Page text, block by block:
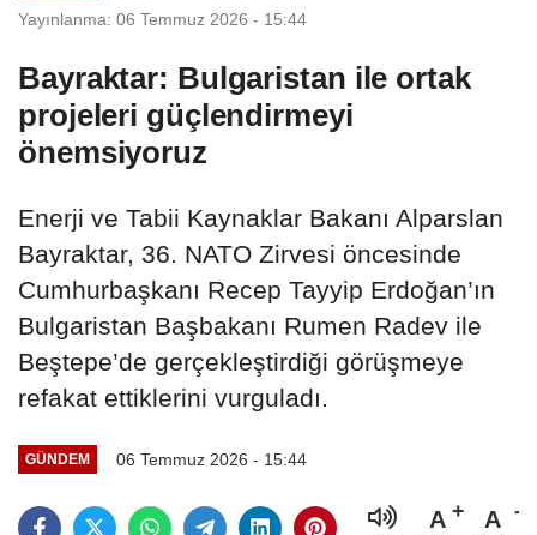
Yayınlanma: 06 Temmuz 2026 - 15:44
Bayraktar: Bulgaristan ile ortak
projeleri güçlendirmeyi
önemsiyoruz
Enerji ve Tabii Kaynaklar Bakanı Alparslan
Bayraktar, 36. NATO Zirvesi öncesinde
Cumhurbaşkanı Recep Tayyip Erdoğan’ın
Bulgaristan Başbakanı Rumen Radev ile
Beştepe’de gerçekleştirdiği görüşmeye
refakat ettiklerini vurguladı.
GÜNDEM 06 Temmuz 2026 - 15:44
A A